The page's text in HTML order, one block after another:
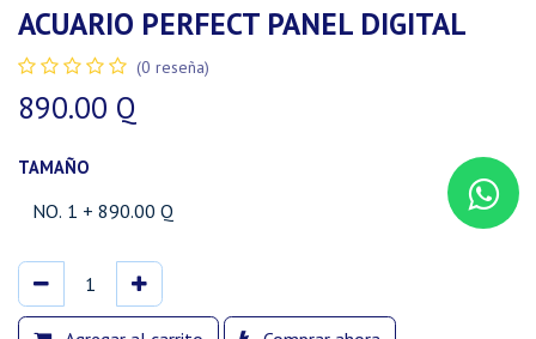
ACUARIO PERFECT PANEL DIGITAL
(0 reseña)
890.00 Q
TAMAÑO